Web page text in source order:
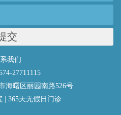
交
我们
27711115
海曙区丽园南路526号
| 365天无假日门诊